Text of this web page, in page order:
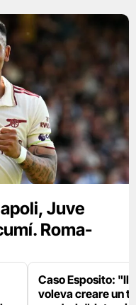
Juve
Roma-
Caso Esposito: "Il
voleva creare un